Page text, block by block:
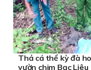
Thả cá thể kỳ đà
vườn chim Bạc Liêu